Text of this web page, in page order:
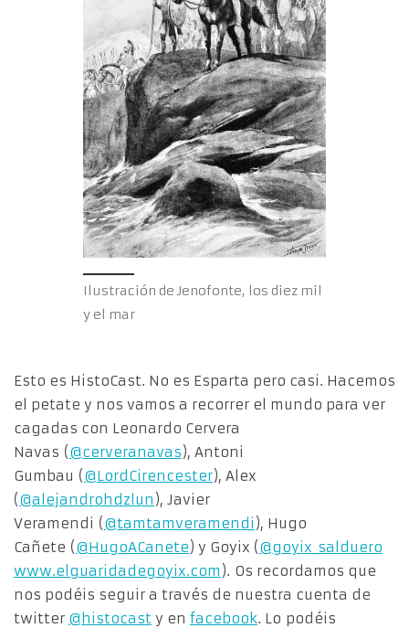
Ilustración de Jenofonte, los diez mil
y el mar
Esto es HistoCast. No es Esparta pero casi. Hacemos
el petate y nos vamos a recorrer el mundo para ver
cagadas con Leonardo Cervera
Navas (@cerveranavas), Antoni
Gumbau (@LordCirencester), Alex
(@alejandrohdzlun ), Javier
Veramendi (@tamtamveramendi ), Hugo
Cañete (@HugoACanete) y Goyix (@goyix_salduero
www.elguaridadegoyix.com ). Os recordamos que
nos podéis seguir a través de nuestra cuenta de
twitter @histocast y en facebook. Lo podéis